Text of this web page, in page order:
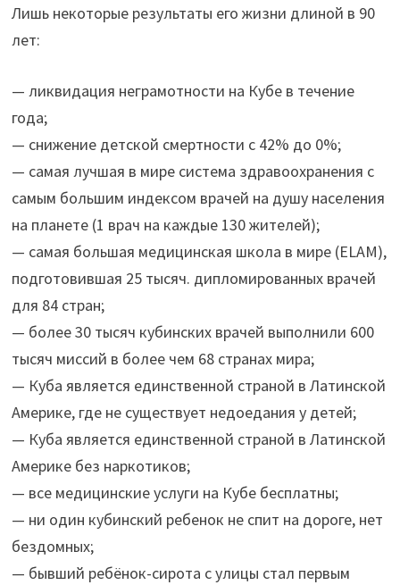
Лишь некоторые результаты его жизни длиной в 90
лет:
— ликвидация неграмотности на Кубе в течение
года;
— снижение детской смертности с 42% до 0%;
— самая лучшая в мире система здравоохранения с
самым большим индексом врачей на душу населения
на планете (1 врач на каждые 130 жителей);
— самая большая медицинская школа в мире (ELAM),
подготовившая 25 тысяч. дипломированных врачей
для 84 стран;
— более 30 тысяч кубинских врачей выполнили 600
тысяч миссий в более чем 68 странах мира;
— Куба является единственной страной в Латинской
Америке, где не существует недоедания у детей;
— Куба является единственной страной в Латинской
Америке без наркотиков;
— все медицинские услуги на Кубе бесплатны;
— ни один кубинский ребенок не спит на дороге, нет
бездомных;
— бывший ребёнок-сирота с улицы стал первым